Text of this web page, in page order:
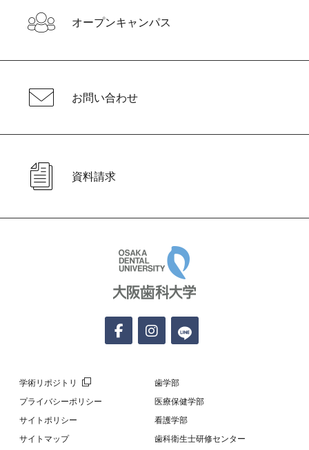
オープンキャンパス
お問い合わせ
資料請求
学術リポジトリ
プライバシーポリシー
サイトポリシー
サイトマップ
歯学部
医療保健学部
看護学部
歯科衛生士研修センター